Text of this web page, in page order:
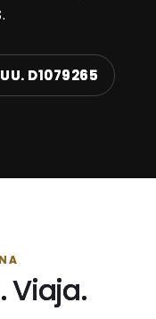
D1079265
Viaja.